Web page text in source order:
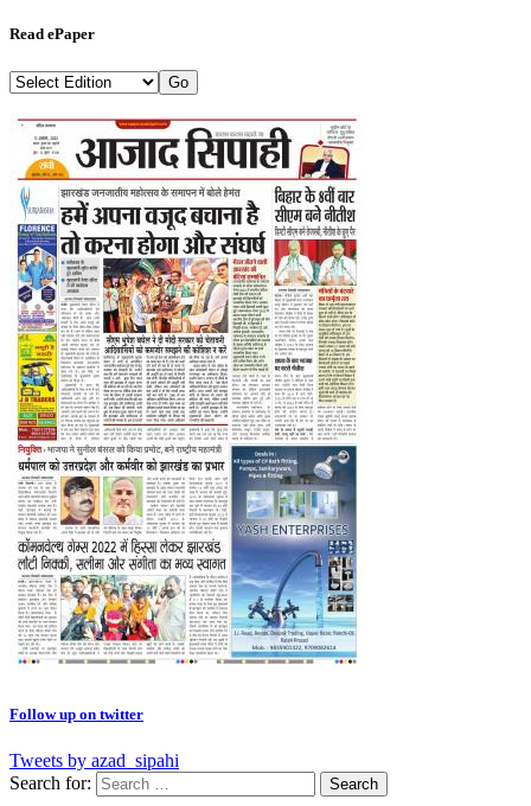
Read ePaper
Follow up on twitter
Tweets by azad_sipahi
Search for: